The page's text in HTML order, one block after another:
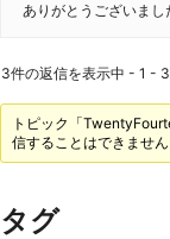
ありがとうございまし
3件の返信を表示中 - 1 -
トピック「
信することはできません
タグ